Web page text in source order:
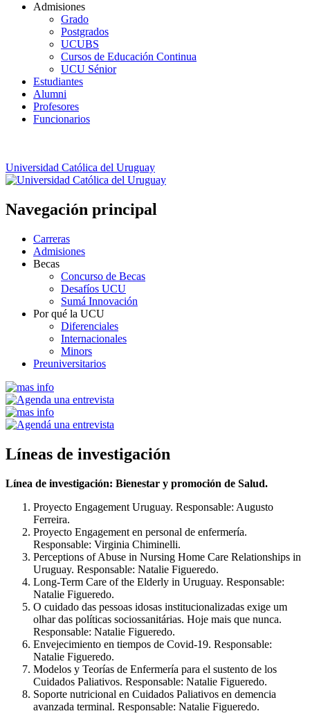
Admisiones
Grado
Postgrados
UCUBS
Cursos de Educación Continua
UCU Sénior
Estudiantes
Alumni
Profesores
Funcionarios
Universidad Católica del Uruguay
Navegación principal
Carreras
Admisiones
Becas
Concurso de Becas
Desafíos UCU
Sumá Innovación
Por qué la UCU
Diferenciales
Internacionales
Minors
Preuniversitarios
Líneas de investigación
Línea de investigación: Bienestar y promoción de Salud.
Proyecto Engagement Uruguay. Responsable: Augusto
Ferreira.
Proyecto Engagement en personal de enfermería.
Responsable: Virginia Chiminelli.
Perceptions of Abuse in Nursing Home Care Relationships in
Uruguay. Responsable: Natalie Figueredo.
Long-Term Care of the Elderly in Uruguay. Responsable:
Natalie Figueredo.
O cuidado das pessoas idosas institucionalizadas exige um
olhar das políticas sociossanitárias. Hoje mais que nunca.
Responsable: Natalie Figueredo.
Envejecimiento en tiempos de Covid-19. Responsable:
Natalie Figueredo.
Modelos y Teorías de Enfermería para el sustento de los
Cuidados Paliativos. Responsable: Natalie Figueredo.
Soporte nutricional en Cuidados Paliativos en demencia
avanzada terminal. Responsable: Natalie Figueredo.